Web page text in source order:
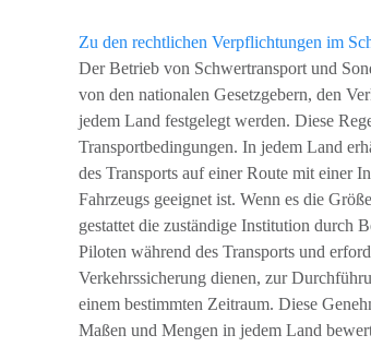
Zu den rechtlichen Verpflichtungen im
Der Betrieb von Schwertransport und
von den nationalen Gesetzgebern, den
jedem Land festgelegt werden. Diese
Transportbedingungen. In jedem Land
des Transports auf einer Route mit einer
Fahrzeugs geeignet ist. Wenn es die
gestattet die zuständige Institution durch
Piloten während des Transports und
Verkehrssicherung dienen, zur
einem bestimmten Zeitraum. Diese
Maßen und Mengen in jedem Land